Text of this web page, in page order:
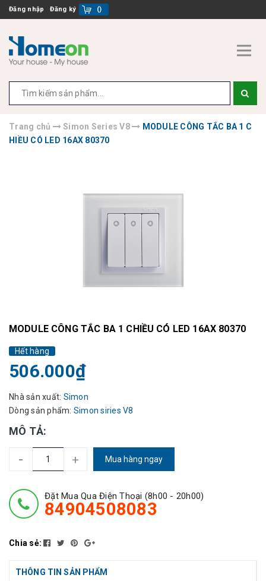
Đăng nhập Đăng ký ()
Trang chủ Simon Series V8
MODULE CÔNG TẮC BA 1 C
HIỀU CÓ LED 16AX 80370
MODULE CÔNG TẮC BA 1 CHIỀU CÓ LED 16AX 80370
Hết hàng
506.000₫
Nhà sản xuất: Simon
Dòng sản phẩm: Simon siries V8
MÔ TẢ:
- + Mua hàng ngay
Đặt Mua Qua Điện Thoại (8h00 - 20h00)
84904508083
Chia sẻ:
THÔNG TIN SẢN PHẨM